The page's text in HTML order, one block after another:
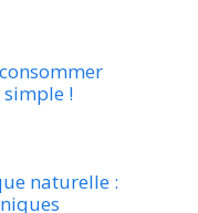
simple !
naturelle :